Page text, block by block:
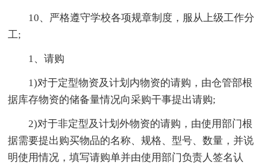
10、严格遵守学校各项规章制度，服从上级工作分
工;
1、请购
1)对于定型物资及计划内物资的请购，由仓管部根
据库存物资的储备量情况向采购干事提出请购;
2)对于非定型及计划外物资的请购，由使用部门根
据需要提出购买物品的名称、规格、型号、数量，并说
明使用情况，填写请购单并由使用部门负责人签名认